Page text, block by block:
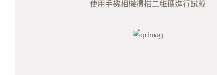
使用手機相機掃描二維碼進行試戴